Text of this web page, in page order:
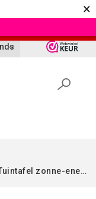
×
| Cosilumia round teak | ø52×60 cm